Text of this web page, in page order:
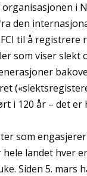
organisasjonen i
den
til å registrere
som viser slekt
i 120 år – det er
som
landet hver
Siden 5. mars